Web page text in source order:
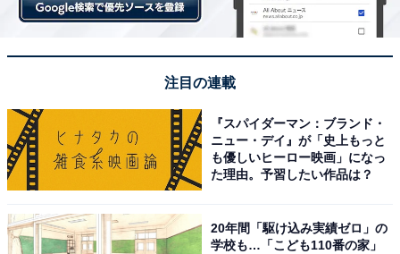
注目の連載
『スパイダーマン：ブランド・
ニュー・デイ』が「史上もっと
も優しいヒーロー映画」になっ
た理由。予習したい作品は？
20年間「駆け込み実績ゼロ」の
学校も…「こども110番の家」